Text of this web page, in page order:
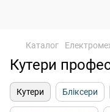
Каталог
Кутери
Кутери Бліксери